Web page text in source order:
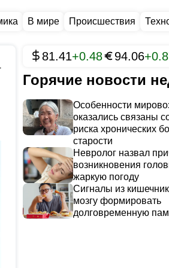
В мире Происшествия
81.41+0.48 94.06
Горячие новости
Особенности
оказались связаны
риска хронических
старости
Невролог назвал
возникновения
жаркую погоду
Сигналы из
мозгу формировать
долговременную